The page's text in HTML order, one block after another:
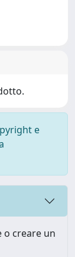
e
o creare un